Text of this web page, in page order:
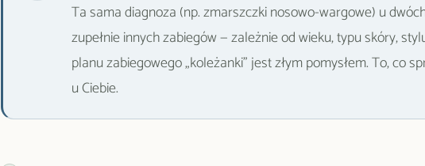
Ta sama diagnoza (np. zmarszczki nosowo-wargowe) u
zupełnie innych zabiegów — zależnie od wieku, typu skóry,
planu zabiegowego „koleżanki" jest złym pomysłem. To, co
u Ciebie.